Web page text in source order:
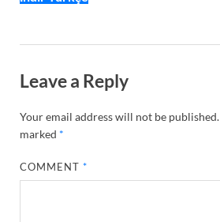
Leave a Reply
Your email address will not be published.
marked *
COMMENT*